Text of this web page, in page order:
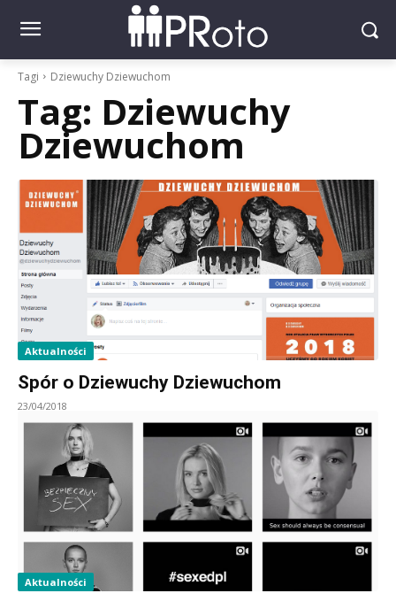
Tagi Dziewuchy Dziewuchom
Tag: Dziewuchy
Dziewuchom
Aktualności
Spór o Dziewuchy Dziewuchom
23/04/2018
Aktualności